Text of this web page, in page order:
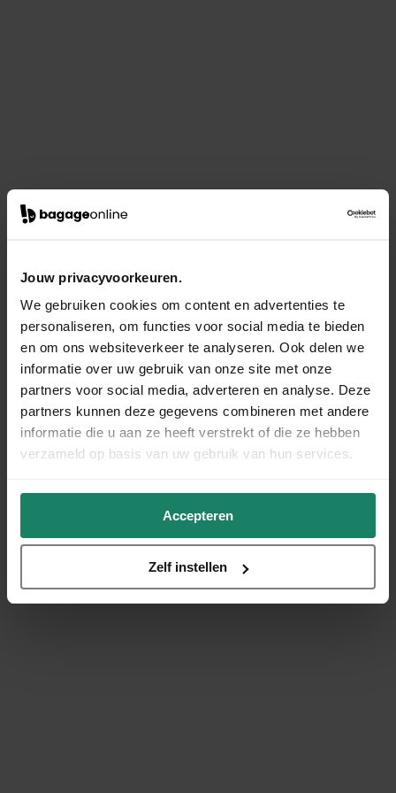
Jouw privacyvoorkeuren.
We gebruiken cookies om content en advertenties te
personaliseren, om functies voor social media te bieden
en om ons websiteverkeer te analyseren. Ook delen we
informatie over uw gebruik van onze site met onze
partners voor social media, adverteren en analyse. Deze
partners kunnen deze gegevens combineren met andere
informatie die u aan ze heeft verstrekt of die ze hebben
verzameld op basis van uw gebruik van hun services.
Accepteren
Zelf instellen